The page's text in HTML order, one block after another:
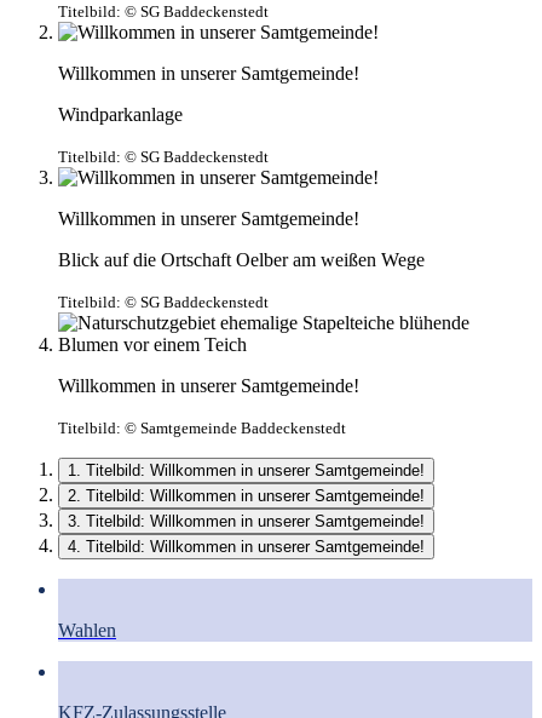
Titelbild: © SG Baddeckenstedt
Willkommen in unserer Samtgemeinde!
Windparkanlage
Titelbild: © SG Baddeckenstedt
Willkommen in unserer Samtgemeinde!
Blick auf die Ortschaft Oelber am weißen Wege
Titelbild: © SG Baddeckenstedt
Willkommen in unserer Samtgemeinde!
Titelbild: © Samtgemeinde Baddeckenstedt
1. Titelbild: Willkommen in unserer Samtgemeinde!
2. Titelbild: Willkommen in unserer Samtgemeinde!
3. Titelbild: Willkommen in unserer Samtgemeinde!
4. Titelbild: Willkommen in unserer Samtgemeinde!
Wahlen
KFZ-Zulassungsstelle